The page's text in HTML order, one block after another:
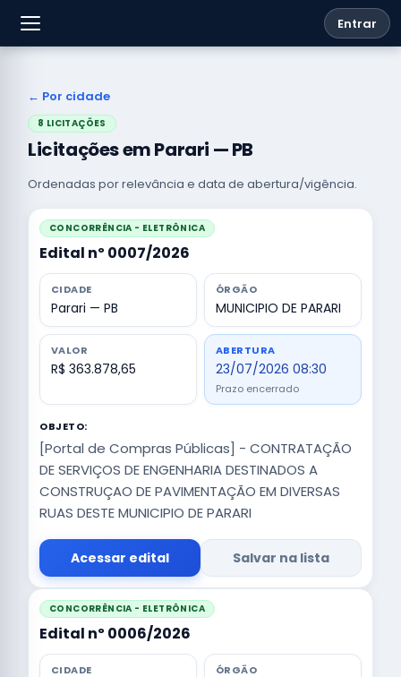
Entrar
← Por cidade
8 LICITAÇÕES
Licitações em Parari — PB
Ordenadas por relevância e data de abertura/vigência.
CONCORRÊNCIA - ELETRÔNICA
Edital nº 0007/2026
CIDADE
Parari — PB
ÓRGÃO
MUNICIPIO DE PARARI
VALOR
R$ 363.878,65
ABERTURA
23/07/2026 08:30
Prazo encerrado
OBJETO:
[Portal de Compras Públicas] - CONTRATAÇÃO
DE SERVIÇOS DE ENGENHARIA DESTINADOS A
CONSTRUÇAO DE PAVIMENTAÇÃO EM DIVERSAS
RUAS DESTE MUNICIPIO DE PARARI
Acessar edital Salvar na lista
CONCORRÊNCIA - ELETRÔNICA
Edital nº 0006/2026
CIDADE ÓRGÃO